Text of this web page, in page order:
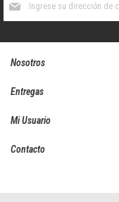
boletín
Nosotros
Entregas
Mi Usuario
Contacto